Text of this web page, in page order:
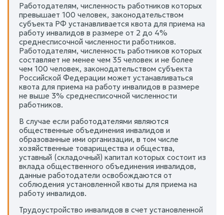
Работодателям, численность работников которых
превышает 100 человек, законодательством
субъекта РФ устанавливается квота для приема на
работу инвалидов в размере от 2 до 4%
среднесписочной численности работников.
Работодателям, численность работников которых
составляет не менее чем 35 человек и не более
чем 100 человек, законодательством субъекта
Российской Федерации может устанавливаться
квота для приема на работу инвалидов в размере
не выше 3% среднесписочной численности
работников.
В случае если работодателями являются
общественные объединения инвалидов и
образованные ими организации, в том числе
хозяйственные товарищества и общества,
уставный (складочный) капитал которых состоит из
вклада общественного объединения инвалидов,
данные работодатели освобождаются от
соблюдения установленной квоты для приема на
работу инвалидов.
Трудоустройство инвалидов в счет установленной